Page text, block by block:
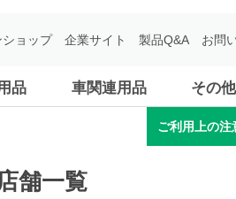
品 車関連用品 その
ョップ 企業サイト 製品Q&A お問
ご利用上の注
舗一覧